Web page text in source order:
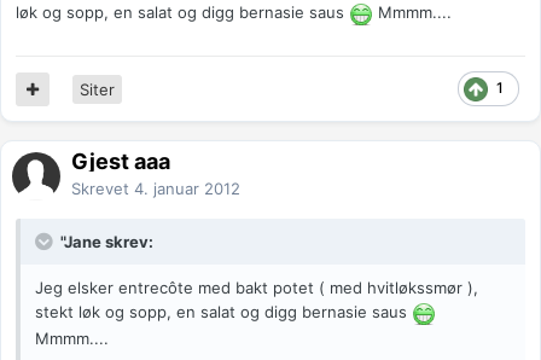
løk og sopp, en salat og digg bernasie saus
Mmmm....
1
Siter
Gjest aaa
Skrevet 4. januar 2012
"Jane skrev:
Jeg elsker entrecôte med bakt potet ( med hvitløkssmør ),
stekt løk og sopp, en salat og digg bernasie saus
Mmmm....